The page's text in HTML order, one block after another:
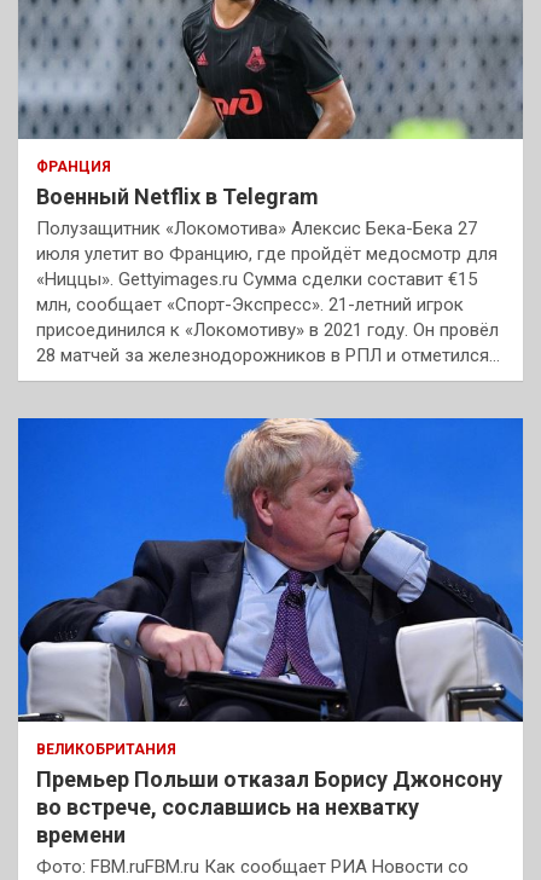
ФРАНЦИЯ
Военный Netflix в Telegram
Полузащитник «Локомотива» Алексис Бека-Бека 27
июля улетит во Францию, где пройдёт медосмотр для
«Ниццы». Gettyimages.ru Сумма сделки составит €15
млн, сообщает «Спорт-Экспресс». 21-летний игрок
присоединился к «Локомотиву» в 2021 году. Он провёл
28 матчей за железнодорожников в РПЛ и отметился…
ВЕЛИКОБРИТАНИЯ
Премьер Польши отказал Борису Джонсону
во встрече, сославшись на нехватку
времени
Фото: FBM.ruFBM.ru Как сообщает РИА Новости со